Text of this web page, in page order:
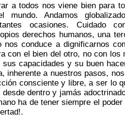
a todos nos viene bien para
mundo. Andamos
ocasiones. Cuidado
derechos humanos, una
nos conduce a dignificarnos
con el bien del otro, no con los
capacidades y su buen
inherente a nuestros pasos,
consciente y libre, a ser lo
desde dentro y jamás
ha de tener siempre el